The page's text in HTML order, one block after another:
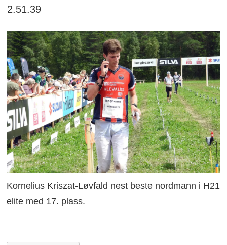
2.51.39
Kornelius Kriszat-Løvfald nest beste nordmann i H21
elite med 17. plass.